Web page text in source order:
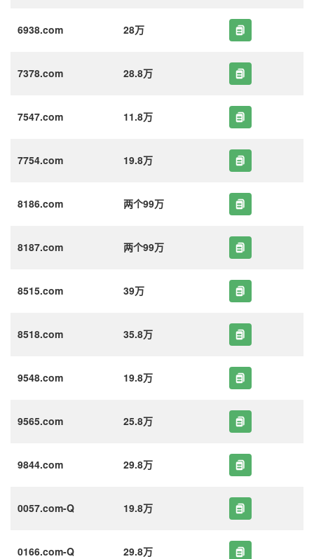
6938.com 28万
7378.com 28.8万
7547.com 11.8万
7754.com 19.8万
8186.com 两个99万
8187.com 两个99万
8515.com 39万
8518.com 35.8万
9548.com 19.8万
9565.com 25.8万
9844.com 29.8万
0057.com-Q 19.8万
0166.com-Q 29.8万